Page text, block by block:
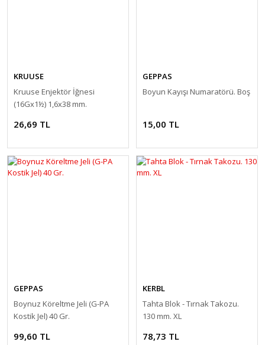
KRUUSE
Kruuse Enjektör İğnesi
(16Gx1½) 1,6x38 mm.
26,69 TL
GEPPAS
Boyun Kayışı Numaratörü. Boş
15,00 TL
GEPPAS
Boynuz Köreltme Jeli (G-PA
Kostik Jel) 40 Gr.
99,60 TL
KERBL
Tahta Blok - Tırnak Takozu.
130 mm. XL
78,73 TL